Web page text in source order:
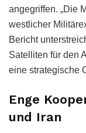
angegriffen. „Die
westlicher
Bericht
Satelliten für den
eine strategische
Enge
und Iran